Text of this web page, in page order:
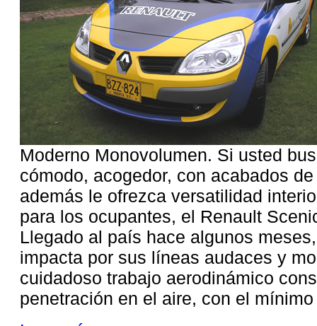
Moderno Monovolumen. Si usted
cómodo, acogedor, con acabados
además le ofrezca versatilidad
para los ocupantes, el Renault
Llegado al país hace algunos
impacta por sus líneas audaces y
cuidadoso trabajo aerodinámico
penetración en el aire, con el